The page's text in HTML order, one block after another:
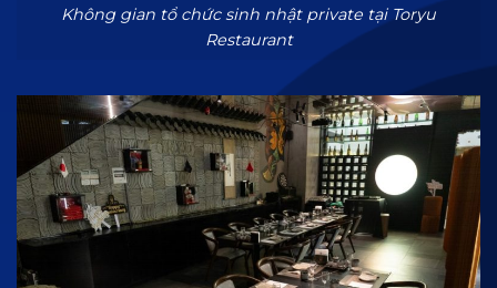
Không gian tổ chức sinh nhật private tại Toryu
Restaurant